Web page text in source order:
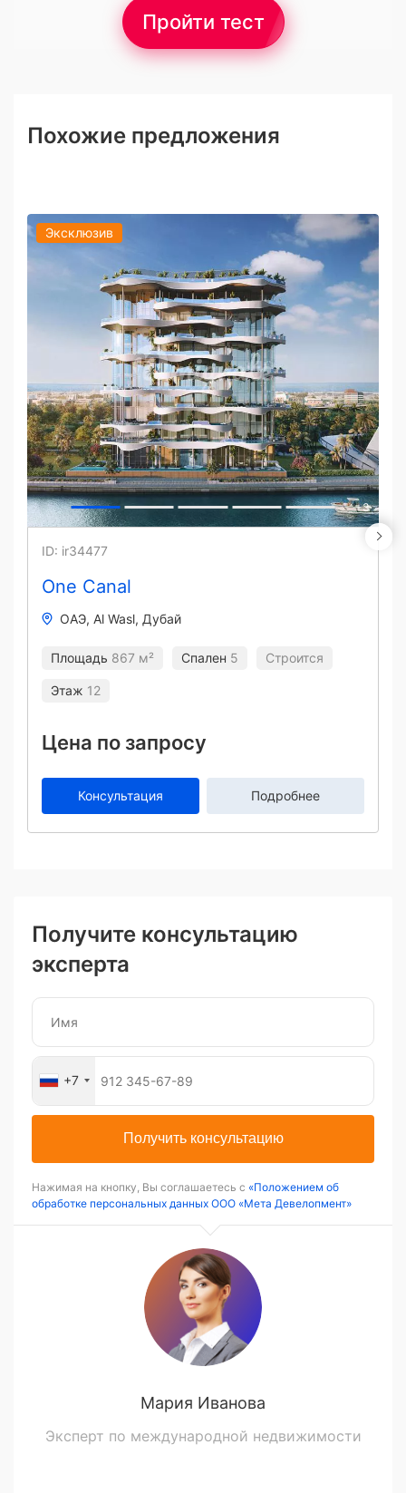
Пройти тест
Похожие предложения
Эксклюзив
+3
One Canal
ID: ir34477
ОАЭ Al Wasl Дубай
Площадь 867 м² Спален 5 Строится
Этаж 12
Цена по запросу
Консультация Подробнее
Получите консультацию
эксперта
+7
Получить консультацию
Нажимая на кнопку, Вы соглашаетесь с «Положением об
обработке персональных данных ООО «Мета Девелопмент»
Мария Иванова
Эксперт по международной недвижимости